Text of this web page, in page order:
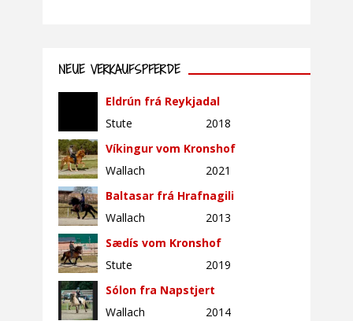
NEUE VERKAUFSPFERDE
Eldrún frá Reykjadal
Stute
2018
Víkingur vom Kronshof
Wallach
2021
Baltasar frá Hrafnagili
Wallach
2013
Sædís vom Kronshof
Stute
2019
Sólon fra Napstjert
Wallach
2014